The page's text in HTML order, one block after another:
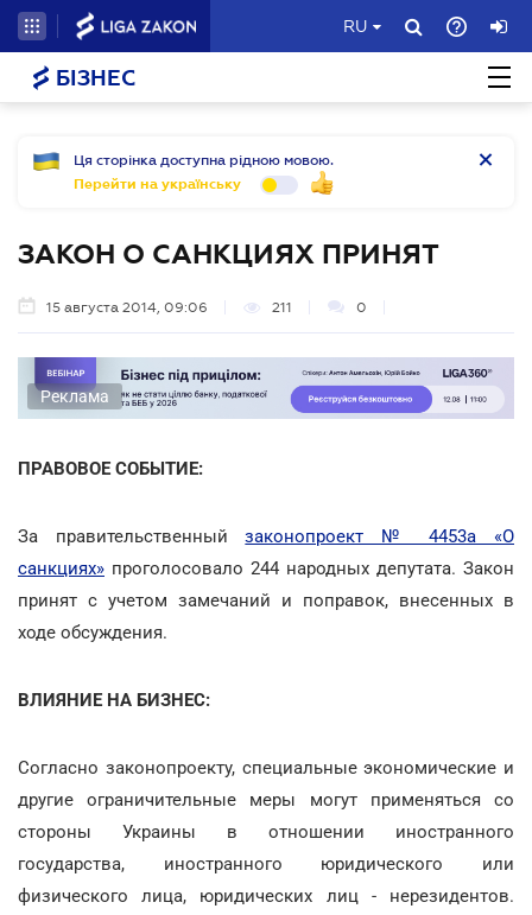
RU
БІЗНЕС
Ця сторінка доступна рідною мовою.
Перейти на українську
ЗАКОН О САНКЦИЯХ ПРИНЯТ
15 августа 2014, 09:06 211 0
Реклама
ПРАВОВОЕ СОБЫТИЕ:
За правительственныйзаконопроект № 4453а «О
санкциях» проголосовало 244 народных депутата. Закон
принят с учетом замечаний и поправок, внесенных в
ходе обсуждения.
ВЛИЯНИЕ НА БИЗНЕС:
Согласно законопроекту, специальные экономические и
другие ограничительные меры могут применяться со
стороны Украины в отношении иностранного
государства, иностранного юридического или
физического лица, юридических лиц - нерезидентов.